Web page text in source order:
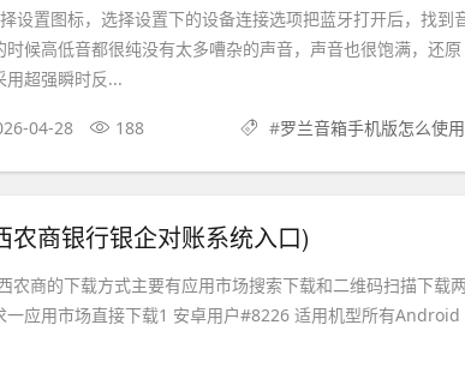
设置图标，选择设置下的设备连接选项把蓝牙打开后，找到
候高低音都很纯没有太多嘈杂的声音，声音也很饱满，还原
用超强瞬时反...
04-28 188 #罗兰音箱手机版怎么使用
农商银行银企对账系统入口)
农商的下载方式主要有应用市场搜索下载和二维码扫描下载
一应用市场直接下载1 安卓用户#8226 适用机型所有Android